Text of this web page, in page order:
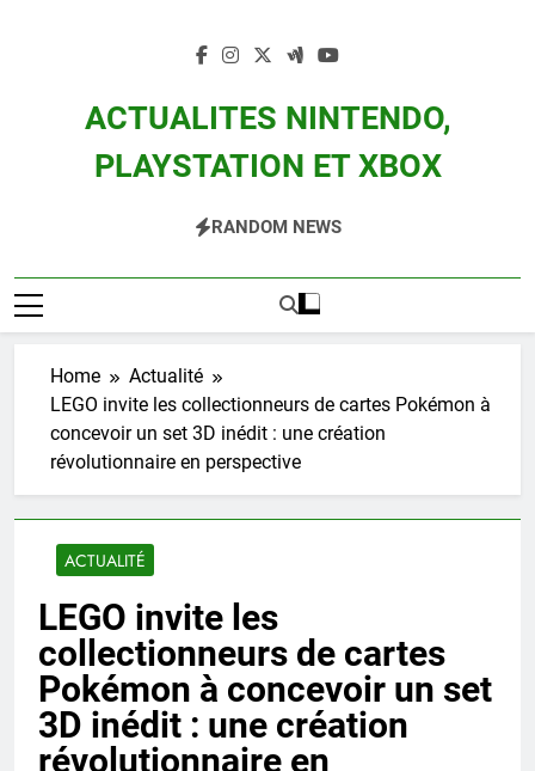
ACTUALITES NINTENDO,
PLAYSTATION ET XBOX
Zelda, Splatoon, Pokemon Entre Autres
RANDOM NEWS
Home
Actualité
LEGO invite les collectionneurs de cartes Pokémon à
concevoir un set 3D inédit : une création
révolutionnaire en perspective
ACTUALITÉ
LEGO invite les
collectionneurs de cartes
Pokémon à concevoir un set
3D inédit : une création
révolutionnaire en